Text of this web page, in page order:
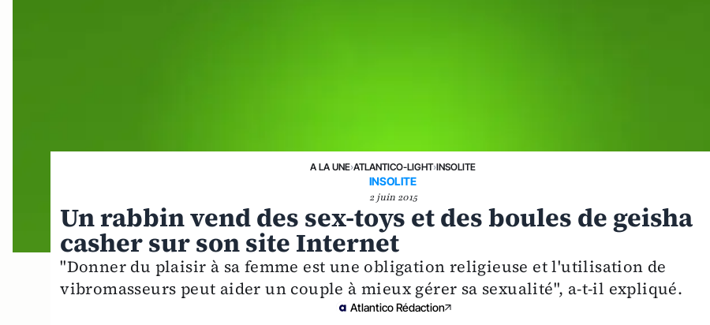
A LA UNE›ATLANTICO-LIGHT›INSOLITE
INSOLITE
2 juin 2015
Un rabbin vend des sex-toys et des boules de geisha
casher sur son site Internet
"Donner du plaisir à sa femme est une obligation religieuse et l'utilisation de
vibromasseurs peut aider un couple à mieux gérer sa sexualité", a-t-il expliqué.
Atlantico Rédaction